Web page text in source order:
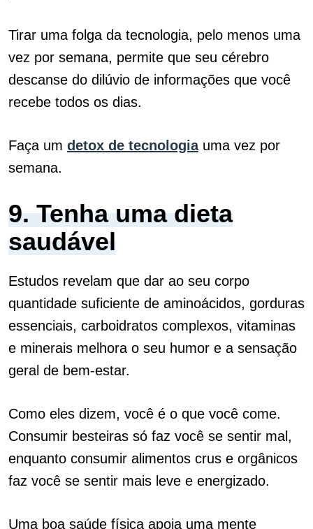
Tirar uma folga da tecnologia, pelo menos uma
vez por semana, permite que seu cérebro
descanse do dilúvio de informações que você
recebe todos os dias.
Faça um detox de tecnologia uma vez por
semana.
9. Tenha uma dieta
saudável
Estudos revelam que dar ao seu corpo
quantidade suficiente de aminoácidos, gorduras
essenciais, carboidratos complexos, vitaminas
e minerais melhora o seu humor e a sensação
geral de bem-estar.
Como eles dizem, você é o que você come.
Consumir besteiras só faz você se sentir mal,
enquanto consumir alimentos crus e orgânicos
faz você se sentir mais leve e energizado.
Uma boa saúde física apoia uma mente